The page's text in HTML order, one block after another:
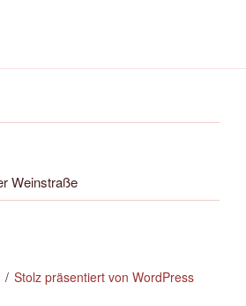
Weinstraße
Stolz präsentiert von WordPress